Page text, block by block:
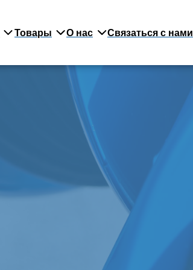
Товары О нас Связаться с нами